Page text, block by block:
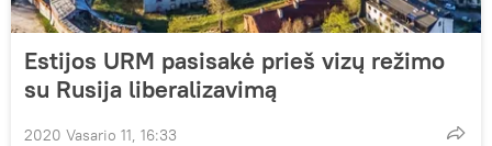
Estijos URM pasisakė prieš vizų režimo
su Rusija liberalizavimą
2020 Vasario 11, 16:33